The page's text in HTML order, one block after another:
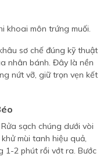
sơ chế đúng kỹ thuật
nhân bánh. Đây là nền
nứt vỡ, giữ trọn vẹn kết
sạch chúng dưới vòi
mùi tanh hiệu quả,
1-2 phút rồi vớt ra. Bước